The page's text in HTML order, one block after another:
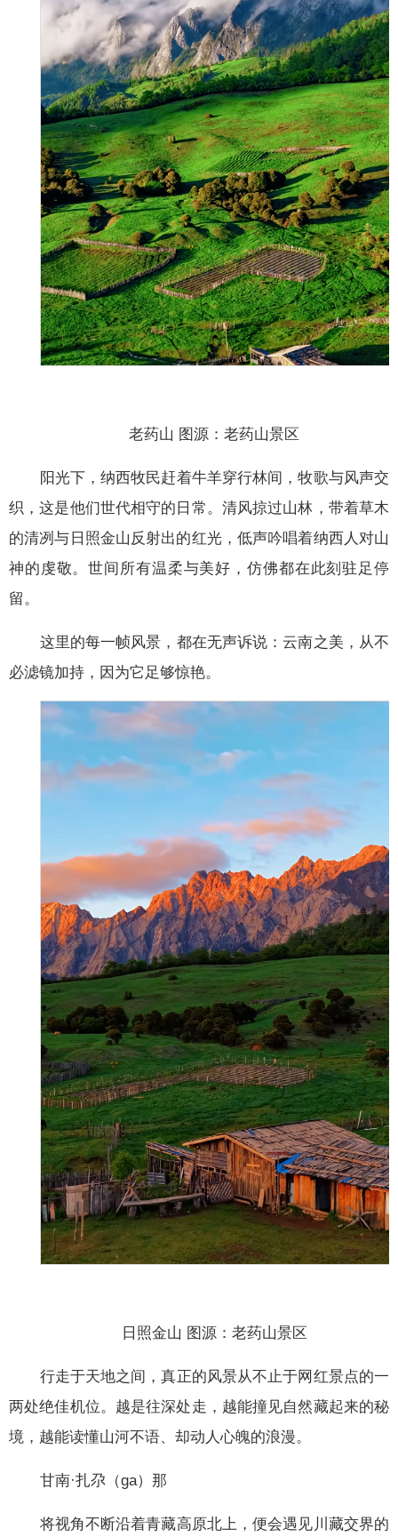
老药山 图源：老药山景区
阳光下，纳西牧民赶着牛羊穿行林间，牧歌与风声交
织，这是他们世代相守的日常。清风掠过山林，带着草木
的清冽与日照金山反射出的红光，低声吟唱着纳西人对山
神的虔敬。世间所有温柔与美好，仿佛都在此刻驻足停
留。
这里的每一帧风景，都在无声诉说：云南之美，从不
必滤镜加持，因为它足够惊艳。
日照金山 图源：老药山景区
行走于天地之间，真正的风景从不止于网红景点的一
两处绝佳机位。越是往深处走，越能撞见自然藏起来的秘
境，越能读懂山河不语、却动人心魄的浪漫。
甘南·扎尕（ga）那
将视角不断沿着青藏高原北上，便会遇见川藏交界的